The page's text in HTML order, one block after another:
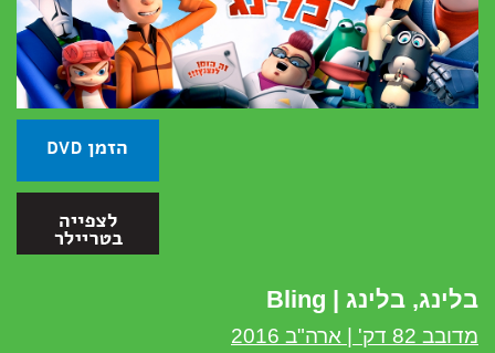
בלינג, בלינג | Bling
מדובב 82 דק' | ארה"ב 2016